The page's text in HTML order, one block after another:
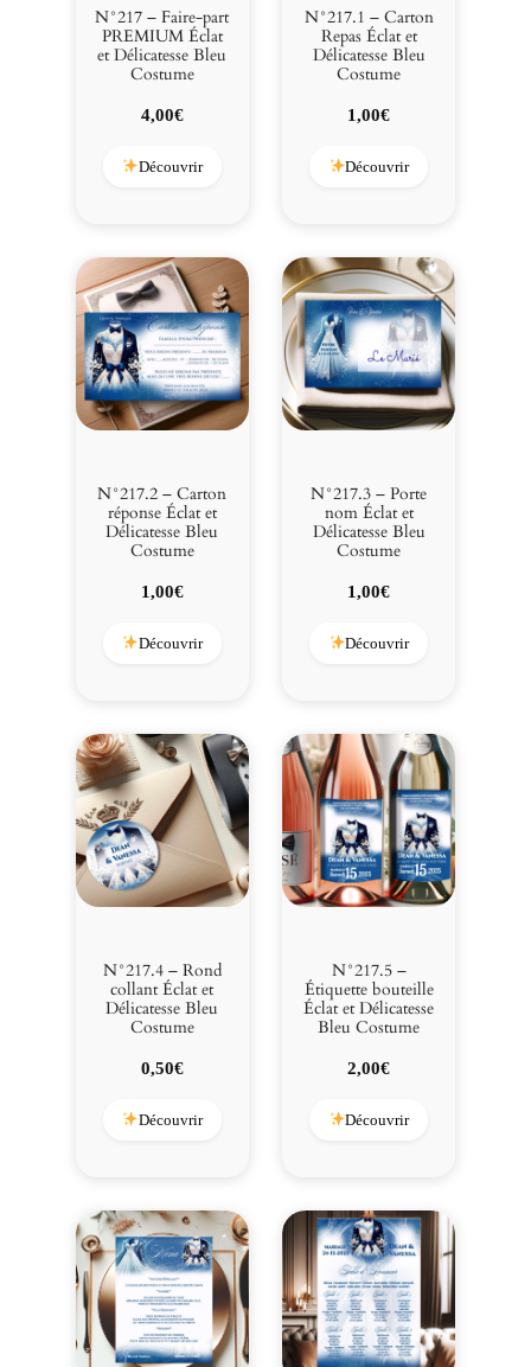
N°217 – Faire-part
PREMIUM Éclat
et Délicatesse Bleu
Costume
4,00€
Découvrir
N°217.1 – Carton
Repas Éclat et
Délicatesse Bleu
Costume
1,00€
Découvrir
N°217.2 – Carton
réponse Éclat et
Délicatesse Bleu
Costume
1,00€
Découvrir
N°217.3 – Porte
nom Éclat et
Délicatesse Bleu
Costume
1,00€
Découvrir
N°217.4 – Rond
collant Éclat et
Délicatesse Bleu
Costume
0,50€
Découvrir
N°217.5 –
Étiquette bouteille
Éclat et Délicatesse
Bleu Costume
2,00€
Découvrir